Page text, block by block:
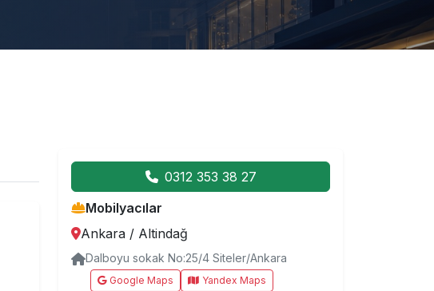
0312 353 38 27
Mobilyacılar
Ankara / Altindağ
Dalboyu sokak No:25/4 Siteler/Ankara
Google Maps Yandex Maps